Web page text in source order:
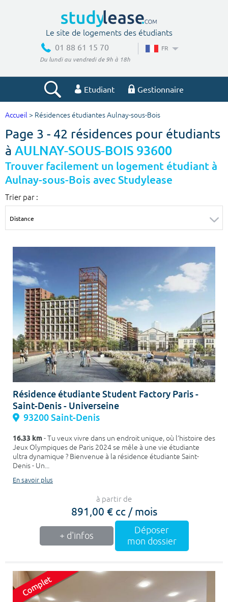
Le site de logements des étudiants
01 88 61 15 70
Du lundi au vendredi de 9h à 18h
FR
Etudiant Gestionnaire
Votre recherche
Ville, école
m²
Type de location
Colocation
Votre date d'entrée
Chercher
Accueil > Résidences étudiantes Aulnay-sous-Bois
Page 3 - 42 résidences pour étudiants
à AULNAY-SOUS-BOIS 93600
Trouver facilement un logement étudiant à
Aulnay-sous-Bois avec Studylease
Trier par :
Résidence étudiante Student Factory Paris -
Saint-Denis - Universeine
93200 Saint-Denis
16.33 km- Tu veux vivre dans un endroit unique, où l’histoire des
Jeux Olympiques de Paris 2024 se mêle à une vie étudiante
ultra dynamique ? Bienvenue à la résidence étudiante Saint-
Denis - Un...
En savoir plus
à partir de
891,00 € cc / mois
+ d'infos
Déposer
mon dossier